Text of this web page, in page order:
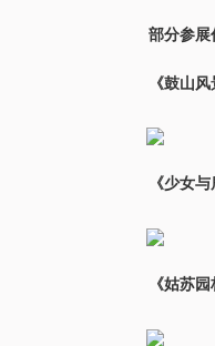
部分参展
《鼓山
《少女
《姑苏